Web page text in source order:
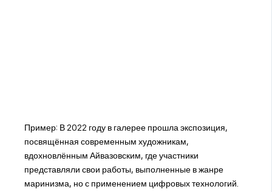
Пример: В 2022 году в галерее прошла экспозиция,
посвящённая современным художникам,
вдохновлённым Айвазовским, где участники
представляли свои работы, выполненные в жанре
маринизма, но с применением цифровых технологий.